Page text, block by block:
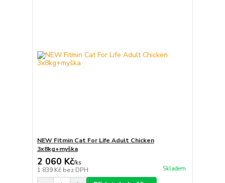
NEW Fitmin Cat For Life Adult Chicken
3x8kg+myška
2 060 Kč/ks
1 839 Kč bez DPH Skladem